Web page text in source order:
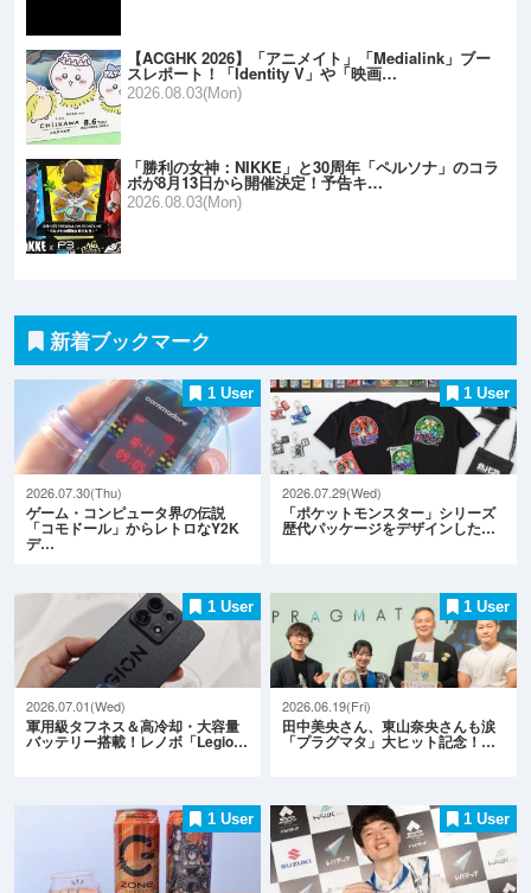
【ACGHK 2026】「アニメイト」「Medialink」ブー
スレポート！「Identity V」や「映画…
2026.08.03(Mon)
「勝利の女神：NIKKE」と30周年「ペルソナ」のコラ
ボが8月13日から開催決定！予告キ…
2026.08.03(Mon)
新着ブックマーク
1 User
2026.07.30(Thu)
ゲーム・コンピュータ界の伝説
「コモドール」からレトロなY2K
デ…
1 User
2026.07.29(Wed)
「ポケットモンスター」シリーズ
歴代パッケージをデザインした…
1 User
2026.07.01(Wed)
軍用級タフネス＆高冷却・大容量
バッテリー搭載！レノボ「Legio…
1 User
2026.06.19(Fri)
田中美央さん、東山奈央さんも涙
「プラグマタ」大ヒット記念！…
1 User 1 User